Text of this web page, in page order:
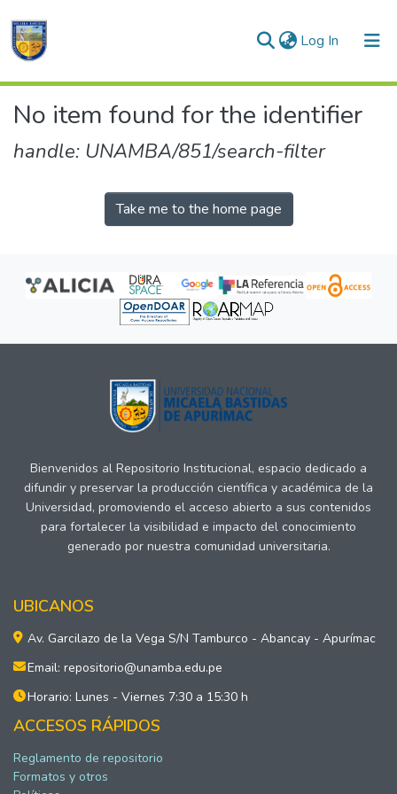
Log In (current)
Communities & Collections
No item found for the identifier
handle: UNAMBA/851/search-filter
Take me to the home page
Bienvenidos al Repositorio Institucional, espacio dedicado a
difundir y preservar la producción científica y académica de la
Universidad, promoviendo el acceso abierto a sus contenidos
para fortalecer la visibilidad e impacto del conocimiento
generado por nuestra comunidad universitaria.
UBICANOS
Av. Garcilazo de la Vega S/N Tamburco - Abancay - Apurímac
Email: repositorio@unamba.edu.pe
Horario: Lunes - Viernes 7:30 a 15:30 h
ACCESOS RÁPIDOS
Reglamento de repositorio
Formatos y otros